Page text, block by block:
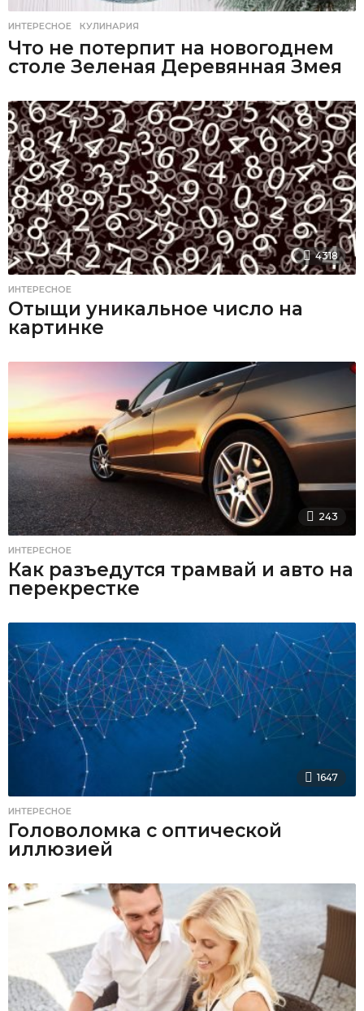
ИНТЕРЕСНОЕ ,КУЛИНАРИЯ
Что не потерпит на новогоднем
столе Зеленая Деревянная Змея
4318
ИНТЕРЕСНОЕ
Отыщи уникальное число на
картинке
243
ИНТЕРЕСНОЕ
Как разъедутся трамвай и авто на
перекрестке
1647
ИНТЕРЕСНОЕ
Головоломка с оптической
иллюзией